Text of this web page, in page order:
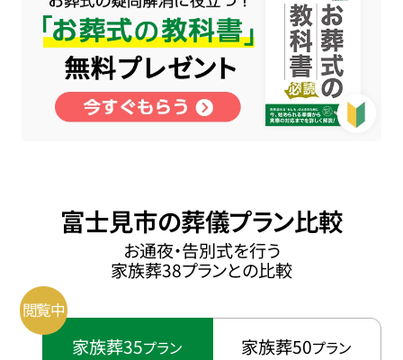
富士見市の葬儀プラン比較
お通夜・告別式を行う
家族葬38プランとの比較
家族葬35プラン 家族葬50プラン